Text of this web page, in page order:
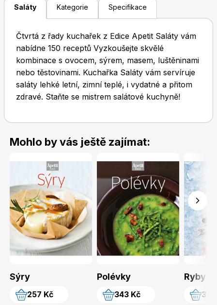
Burda Kids
Toprecepty.cz
Saláty Kategorie Specifikace
Čtvrtá z řady kuchařek z Edice Apetit Saláty vám
nabídne 150 receptů Vyzkoušejte skvělé
kombinace s ovocem, sýrem, masem, luštěninami
nebo těstovinami. Kuchařka Saláty vám servíruje
saláty lehké letní, zimní teplé, i vydatné a přitom
zdravé. Staňte se mistrem salátové kuchyně!
Mohlo by vás ještě zajímat:
Sýry
257 Kč
Polévky
343 Kč
Ryby a